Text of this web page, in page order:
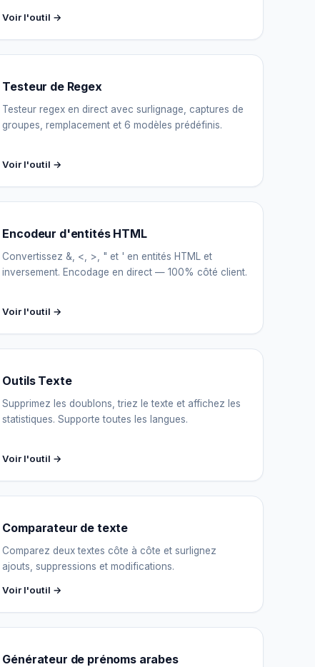
Voir l'outil →
Testeur de Regex
Testeur regex en direct avec surlignage, captures de
groupes, remplacement et 6 modèles prédéfinis.
Voir l'outil →
Encodeur d'entités HTML
Convertissez &, <, >, " et ' en entités HTML et
inversement. Encodage en direct — 100% côté client.
Voir l'outil →
Outils Texte
Supprimez les doublons, triez le texte et affichez les
statistiques. Supporte toutes les langues.
Voir l'outil →
Comparateur de texte
Comparez deux textes côte à côte et surlignez
ajouts, suppressions et modifications.
Voir l'outil →
Générateur de prénoms arabes